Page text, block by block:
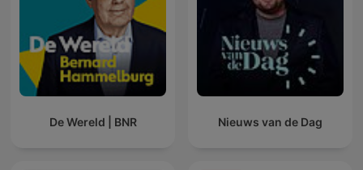
De Wereld | BNR Nieuws van de Dag